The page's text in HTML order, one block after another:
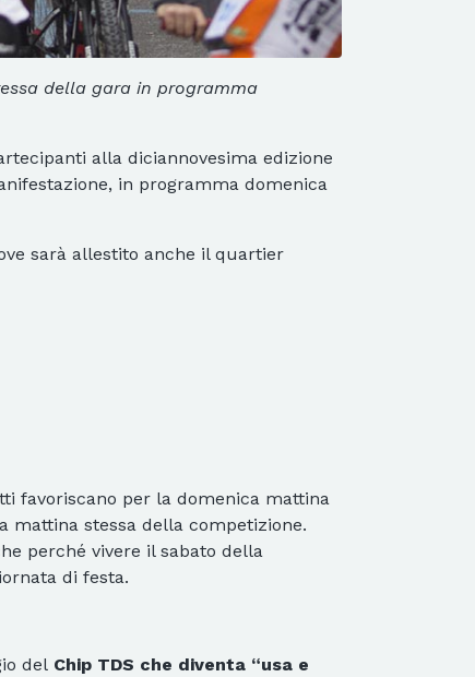
della gara in programma
alla diciannovesima edizione
in programma domenica
sarà allestito anche il quartier
favoriscano per la domenica mattina
mattina stessa della competizione.
perché vivere il sabato della
di festa.
del Chip TDS che diventa “usa e